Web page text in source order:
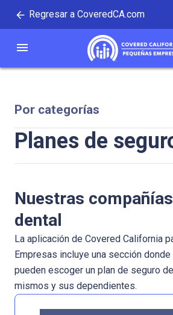
Regresar a CoveredCA.com
menu
Covered California
Por categorías
Planes de
Nuestras
dental
La aplicación de Covered California
Empresas incluye una sección
pueden escoger un plan de seguro
mismos y sus dependientes.